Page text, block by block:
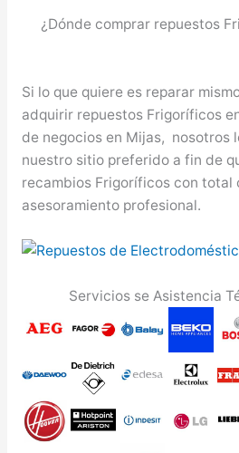
¿Dónde comprar repuestos
Si lo que quiere es reparar
adquirir repuestos Frigoríficos
de negocios en Mijas, nosotros
nuestro sitio preferido a fin de
recambios Frigoríficos con total
asesoramiento profesional.
Servicios se Asistencia